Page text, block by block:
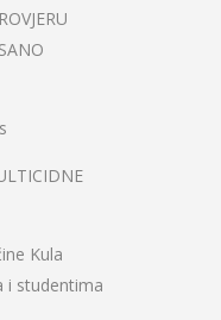
Kula
i studentima